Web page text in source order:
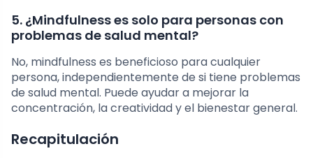
5. ¿Mindfulness es solo para personas con
problemas de salud mental?
No, mindfulness es beneficioso para cualquier
persona, independientemente de si tiene problemas
de salud mental. Puede ayudar a mejorar la
concentración, la creatividad y el bienestar general.
Recapitulación